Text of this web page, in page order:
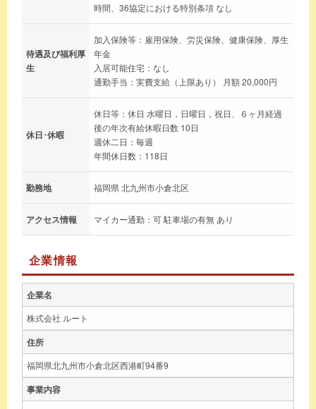
時間、36協定における特別条項 なし
待遇及び福利厚
生
加入保険等：雇用保険、労災保険、健康保険、厚生
年金
入居可能住宅：なし
通勤手当：実費支給（上限あり） 月額 20,000円
休日･休暇
休日等：休日 水曜日，日曜日，祝日、６ヶ月経過
後の年次有給休暇日数 10日
週休二日：毎週
年間休日数：118日
勤務地 福岡県 北九州市小倉北区
アクセス情報 マイカー通勤：可 駐車場の有無 あり
企業情報
企業名
株式会社 ルート
住所
福岡県北九州市小倉北区西港町94番9
事業内容